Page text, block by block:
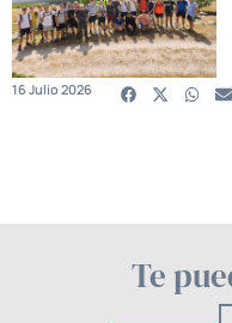
16 Julio 2026
Te